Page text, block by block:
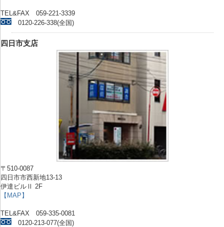
TEL&FAX 059-221-3339
0120-226-338(全国)
四日市支店
〒510-0087
四日市市西新地13-13
伊達ビルⅡ 2F
【MAP】
TEL&FAX 059-335-0081
0120-213-077(全国)